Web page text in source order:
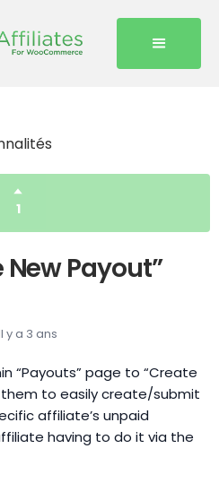
1
Payout”
y a 3 ans
“Payouts” page to “Create
them to easily create/submit
affiliate’s unpaid
having to do it via the